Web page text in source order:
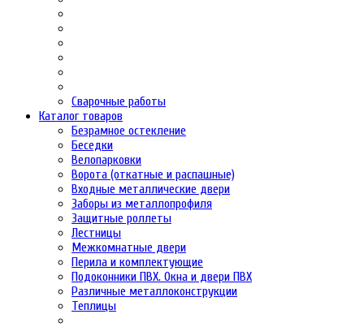
Сварочные работы
Каталог товаров
Безрамное остекление
Беседки
Велопарковки
Ворота (откатные и распашные)
Входные металлические двери
Заборы из металлопрофиля
Защитные роллеты
Лестницы
Межкомнатные двери
Перила и комплектующие
Подоконники ПВХ. Окна и двери ПВХ
Различные металлоконструкции
Теплицы